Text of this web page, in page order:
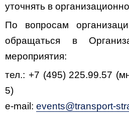
уточнять в
По вопросам
обращаться в
мероприятия:
тел.: +7 (495) 225.99.57
5)
e-mail: events@transport-